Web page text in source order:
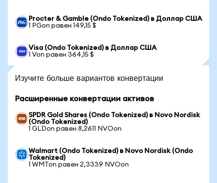
Procter & Gamble (Ondo Tokenized) в Доллар США
1 PGon равен 149,15 $
Visa (Ondo Tokenized) в Доллар США
1 Von равен 364,15 $
Изучите больше вариантов конвертации
Расширенные конвертации активов
SPDR Gold Shares (Ondo Tokenized) в Novo Nordisk
(Ondo Tokenized)
1 GLDon равен 8,2611 NVOon
Walmart (Ondo Tokenized) в Novo Nordisk (Ondo
Tokenized)
1 WMTon равен 2,3339 NVOon